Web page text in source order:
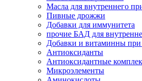
Масла для внутреннего
Пивные дрожжи
Добавки для иммунитета
прочие БАД для
Добавки и витаминны при
Антиоксиданты
Антиоксидантные
Микроэлементы